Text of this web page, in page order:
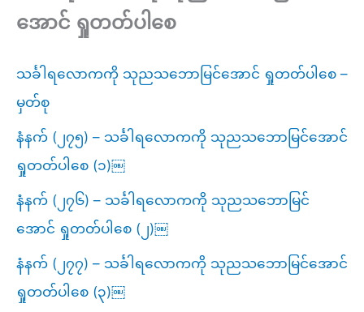
အောင် ရှုတတ်ပါစေ
သင်္ခါရလောကကို သုညသဘောမြင်အောင် ရှုတတ်ပါစေ –
မှတ်စု
နံနက် (၂၇၅) – သင်္ခါရလောကကို သုညသဘောမြင်အောင်
ရှုတတ်ပါစေ (၁)￼
နံနက် (၂၇၆) – သင်္ခါရလောကကို သုညသဘောမြင်
အောင် ရှုတတ်ပါစေ (၂)￼
နံနက် (၂၇၇) – သင်္ခါရလောကကို သုညသဘောမြင်အောင်
ရှုတတ်ပါစေ (၃)￼